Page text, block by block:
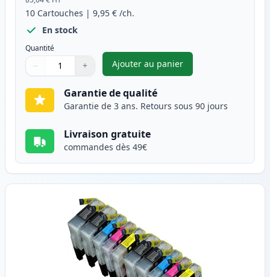
10 Cartouches | 9,95 € /ch.
En stock
Quantité
Quantité
Utilisez les boutons pour ajuster
− +
Quantité
Ajouter au panier
,Pack de 10 Brother LC1280
Garantie de qualité
Garantie de 3 ans. Retours sous 90 jours
Livraison gratuite
commandes dès 49€